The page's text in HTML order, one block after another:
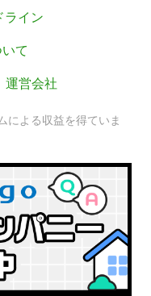
ライン
て
運営会社
による収益を得ていま